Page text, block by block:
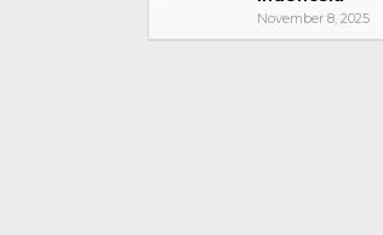
November 8, 2025